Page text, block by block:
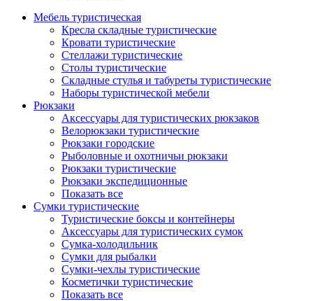
Мебель туристическая
Кресла складные туристические
Кровати туристические
Стеллажи туристические
Столы туристические
Складные стулья и табуреты туристические
Наборы туристической мебели
Рюкзаки
Аксессуары для туристических рюкзаков
Велорюкзаки туристические
Рюкзаки городские
Рыболовные и охотничьи рюкзаки
Рюкзаки туристические
Рюкзаки экспедиционные
Показать все
Сумки туристические
Туристические боксы и контейнеры
Аксессуары для туристических сумок
Сумка-холодильник
Сумки для рыбалки
Сумки-чехлы туристические
Косметички туристические
Показать все